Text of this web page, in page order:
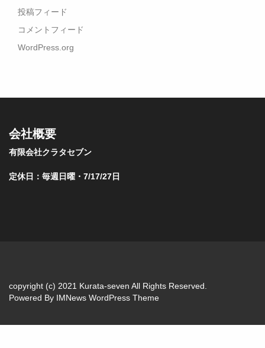
投稿フィード
コメントフィード
WordPress.org
会社概要
有限会社クラタセブン
定休日：毎週日曜・7/17/27日
copyright (c) 2021 Kurata-seven All Rights Reserved.
Powered By IMNews WordPress Theme